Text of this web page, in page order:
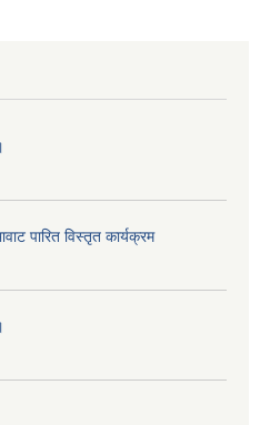
पारित विस्तृत कार्यक्रम